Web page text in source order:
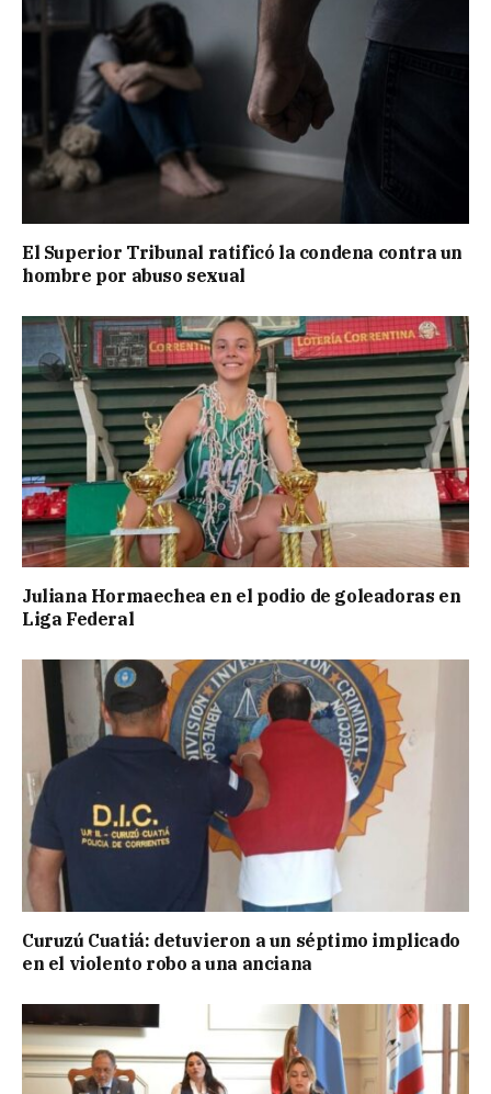
El Superior Tribunal ratificó la condena contra un
hombre por abuso sexual
Juliana Hormaechea en el podio de goleadoras en
Liga Federal
Curuzú Cuatiá: detuvieron a un séptimo implicado
en el violento robo a una anciana